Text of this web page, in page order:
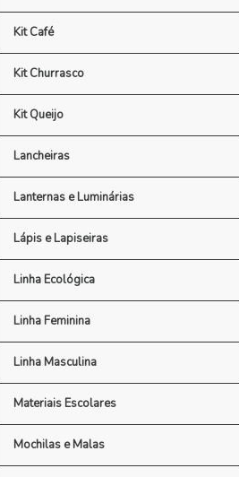
Kit Café
Kit Churrasco
Kit Queijo
Lancheiras
Lanternas e Luminárias
Lápis e Lapiseiras
Linha Ecológica
Linha Feminina
Linha Masculina
Materiais Escolares
Mochilas e Malas